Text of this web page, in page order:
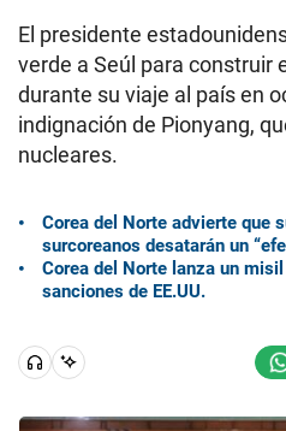
El presidente
verde a Seúl para construir
durante su viaje al país en
indignación de Pionyang,
nucleares.
Corea del Norte advierte que
surcoreanos desatarán un
Corea del Norte lanza un
sanciones de EE.UU.